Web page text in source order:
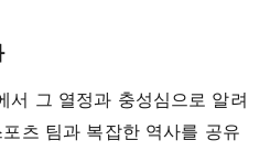
서 그 열정과 충성심으로 알려
츠 팀과 복잡한 역사를 공유